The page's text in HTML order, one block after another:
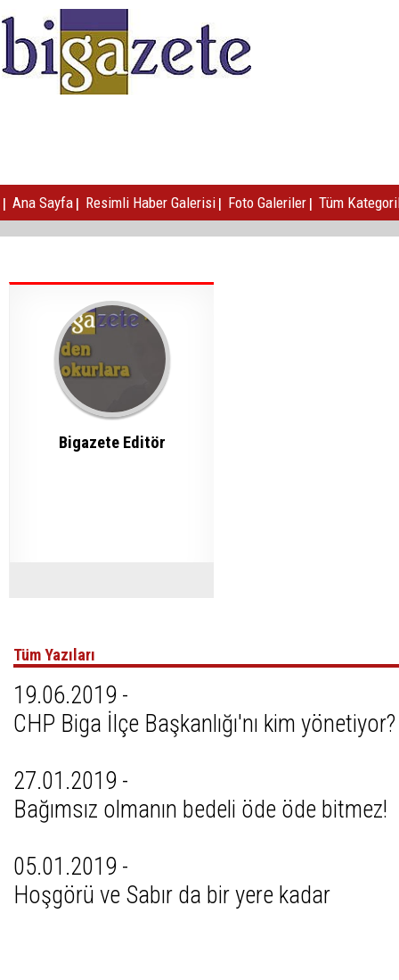
| Ana Sayfa | Resimli Haber Galerisi | Foto Galeriler | Tüm
Bigazete Editör
Tüm Yazıları
19.06.2019 -
CHP Biga İlçe Başkanlığı'nı kim yönetiyor?
27.01.2019 -
Bağımsız olmanın bedeli öde öde bitmez!
05.01.2019 -
Hoşgörü ve Sabır da bir yere kadar